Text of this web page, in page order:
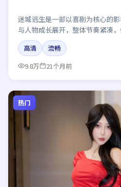
迷城逃生是一部以喜剧为核心的
与人物成长展开，整体节奏紧凑，
高清
流畅
9.8万
21个月前
热门